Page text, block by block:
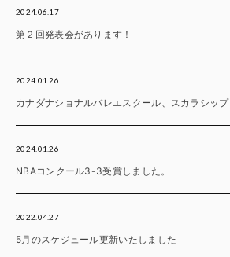
2024.06.17
第２回発表会があります！
2024.01.26
カナダナショナルバレエスクール、スカラシップ
2024.01.26
NBAコンクール3-3受賞しました。
2022.04.27
5月のスケジュール更新いたしました